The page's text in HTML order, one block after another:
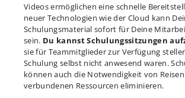
Videos ermöglichen eine schnelle
neuer Technologien wie der Cloud kann
Schulungsmaterial sofort für Deine
sein. Du kannst Schulungssitzungen
sie für Teammitglieder zur Verfügung
Schulung selbst nicht anwesend waren.
können auch die Notwendigkeit von
verbundenen Ressourcen eliminieren.